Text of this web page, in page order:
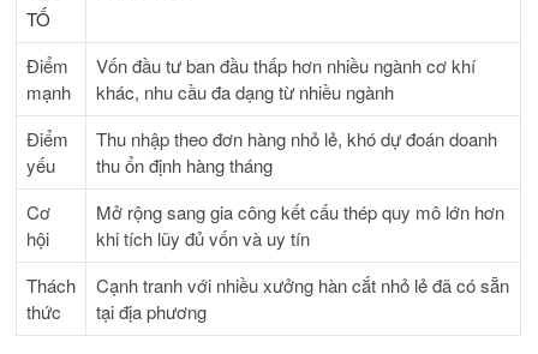
TỐ
Điểm
mạnh
Vốn đầu tư ban đầu thấp hơn nhiều ngành cơ khí
khác, nhu cầu đa dạng từ nhiều ngành
Điểm
yếu
Thu nhập theo đơn hàng nhỏ lẻ, khó dự đoán doanh
thu ổn định hàng tháng
Cơ
hội
Mở rộng sang gia công kết cấu thép quy mô lớn hơn
khi tích lũy đủ vốn và uy tín
Thách
thức
Cạnh tranh với nhiều xưởng hàn cắt nhỏ lẻ đã có sẵn
tại địa phương